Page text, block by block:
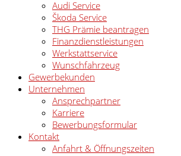
Audi Service
Škoda Service
THG Prämie beantragen
Finanzdienstleistungen
Werkstattservice
Wunschfahrzeug
Gewerbekunden
Unternehmen
Ansprechpartner
Karriere
Bewerbungsformular
Kontakt
Anfahrt & Öffnungszeiten